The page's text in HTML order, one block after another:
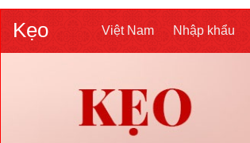
Kẹo Việt Nam Nhập khẩu